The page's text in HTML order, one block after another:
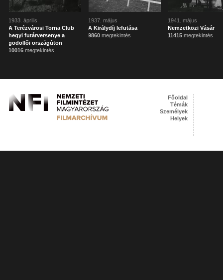
1933. április
A Terézvárosi Torna Club
hegyi futárversenye a
gödöllői országúton
10016 megtekintés
1937. május
A Királydíj lefutása
9860 megtekintés
1941. május
Nemzetközi Vásár
11415 megtekintés
Főoldal
Témák
Személyek
Helyek